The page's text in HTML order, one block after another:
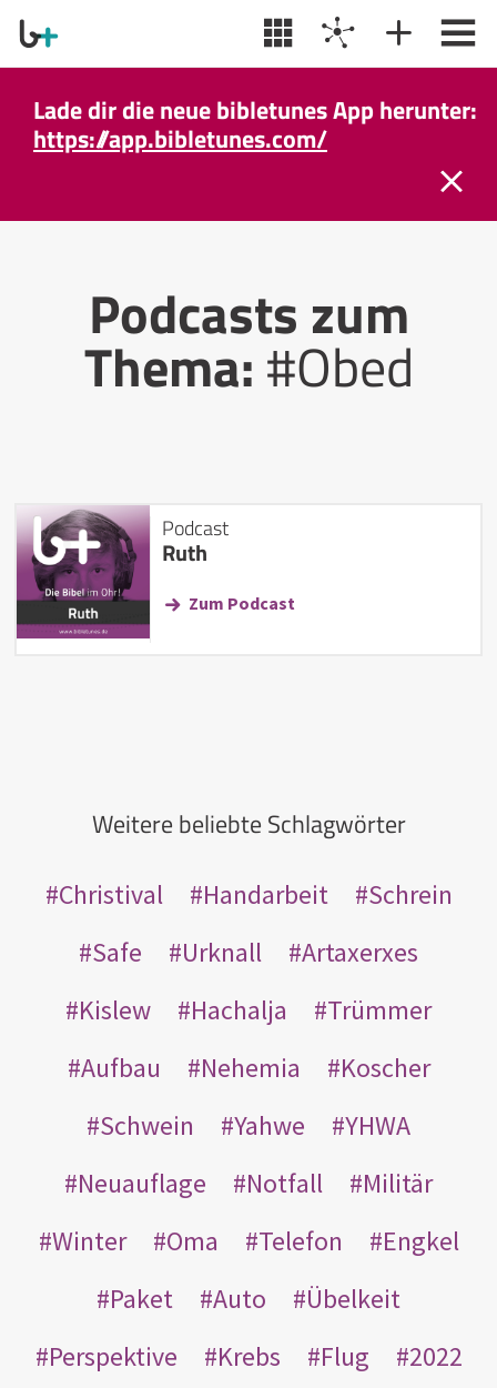
Lade dir die neue bibletunes App herunter:
https://app.bibletunes.com/
Podcasts zum
Thema:#Obed
Podcast
Ruth
Zum Podcast
Weitere beliebte Schlagwörter
Christival Handarbeit
Schrein
Safe
Urknall
Artaxerxes
Kislew
Hachalja
Trümmer
Aufbau
Nehemia
Koscher
Schwein
Yahwe
YHWA
Neuauflage
Notfall
Militär
Winter
Oma Telefon
Engkel
Paket
Auto
Übelkeit
Perspektive
Krebs Flug
2022